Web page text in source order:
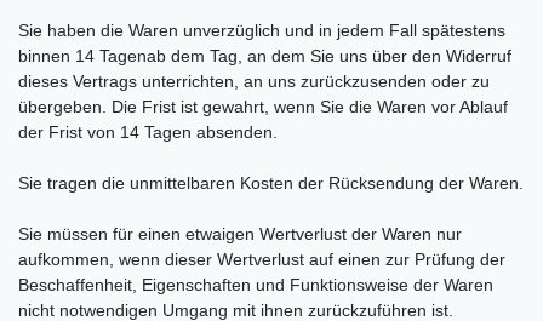
Sie haben die Waren unverzüglich und in jedem Fall spätestens
binnen 14 Tagenab dem Tag, an dem Sie uns über den Widerruf
dieses Vertrags unterrichten, an uns zurückzusenden oder zu
übergeben. Die Frist ist gewahrt, wenn Sie die Waren vor Ablauf
der Frist von 14 Tagen absenden.
Sie tragen die unmittelbaren Kosten der Rücksendung der Waren.
Sie müssen für einen etwaigen Wertverlust der Waren nur
aufkommen, wenn dieser Wertverlust auf einen zur Prüfung der
Beschaffenheit, Eigenschaften und Funktionsweise der Waren
nicht notwendigen Umgang mit ihnen zurückzuführen ist.